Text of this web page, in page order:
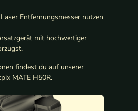
Entfernungsmesser nutzen
mit hochwertiger
findest du auf unserer
MATE H50R.